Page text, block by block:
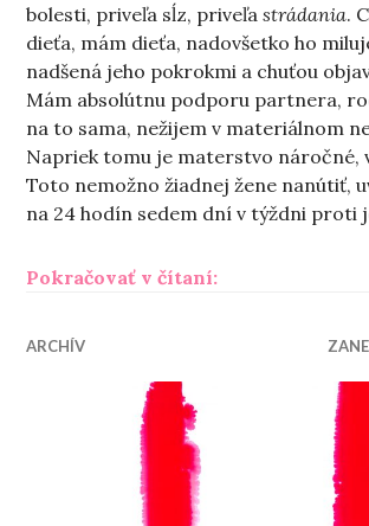
bolesti, priveľa sĺz, priveľastrádania.
dieťa, mám dieťa, nadovšetko ho
nadšená jeho pokrokmi a chuťou
Mám absolútnu podporu partnera,
na to sama, nežijem v materiálnom
Napriek tomu je materstvo náročné,
Toto nemožno žiadnej žene nanútiť,
na 24 hodín sedem dní v týždni proti
Pokračovať v čítaní:„O nechcených
ARCHÍV